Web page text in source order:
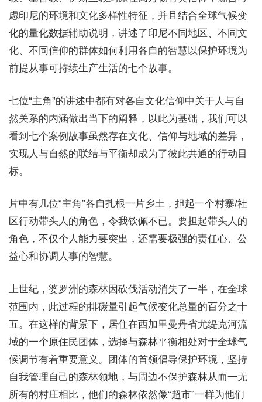
虑印尼的环境和文化多样性特征，并且结合全球气候变
化的量化数据辅助说明，讲述了印尼不同地区、不同文
化、不同信仰的群体如何利用各自的智慧以保护环境为
前提从事可持续生产生活的七个故事。
七位“主角”的讲述中都有对各自文化信仰中关于人与自
然关系的内涵做出当下的阐释，以此为基础，我们可以
看到七个案例故事虽然存在文化、信仰与地域的差异，
实现人与自然的联结与平衡却成为了彼此共通的行动目
标。
片中有几位“主角”各自扎根一片乡土，担起一个村寨/社
区行动带头人的角色，令我钦佩不已。要担起带头人的
角色，不仅个人能力要突出，还需要极强的责任心、公
益心和协调人事的智慧。
上世纪，婆罗洲的森林因砍伐活动消失了一半，在全球
范围内，此过程的排碳量引起气候变化总量的百分之十
五。在这样的背景下，居住在西加里曼丹省尤缇克河流
域的一个原住民团体，选择与森林平衡相处对于全球气
候调节有着重要意义。团体的首领倡导保护环境，坚持
自我管理自己的森林领地，与周边不保护森林从而一无
所有的村庄相比，他们的森林依然像“超市”一样为他们